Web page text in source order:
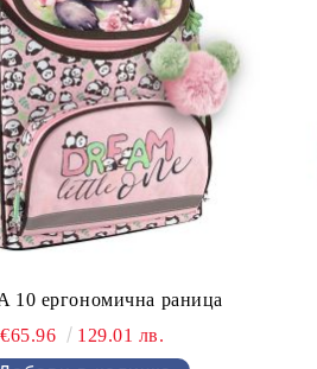
10 ергономична раница
€65.96
129.01 лв.